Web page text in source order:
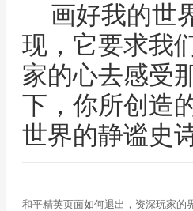
画好我的世
现，它要求我
家的心去感受
下，你所创造
世界的静谧史诗
和平精英页面如何退出，资深玩家的